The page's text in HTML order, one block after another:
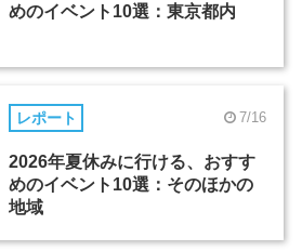
めのイベント10選：東京都内
レポート 7/16
2026年夏休みに行ける、おすす
めのイベント10選：そのほかの
地域